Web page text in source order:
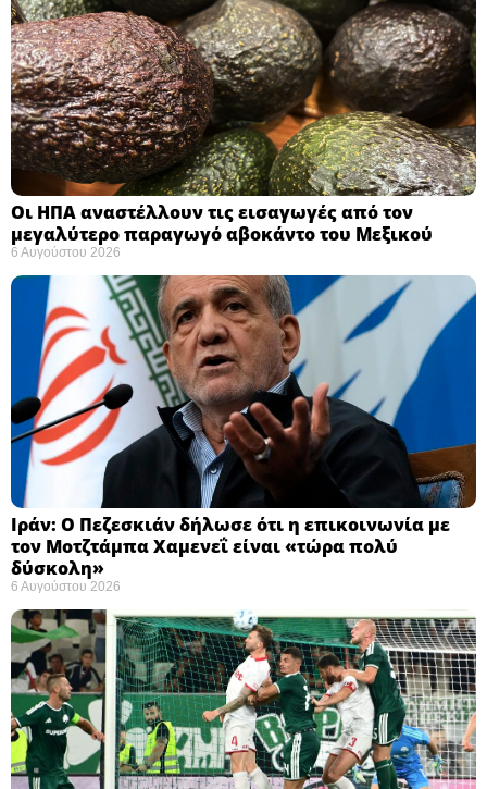
Οι ΗΠΑ αναστέλλουν τις εισαγωγές από τον
μεγαλύτερο παραγωγό αβοκάντο του Μεξικού ​
6 Αυγούστου 2026
Ιράν: Ο Πεζεσκιάν δήλωσε ότι η επικοινωνία με
τον Μοτζτάμπα Χαμενεΐ είναι «τώρα πολύ
δύσκολη» ​
6 Αυγούστου 2026